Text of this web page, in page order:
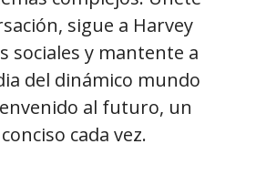
sigue a Harvey
sociales y mantente a
del dinámico mundo
al futuro, un
cada vez.